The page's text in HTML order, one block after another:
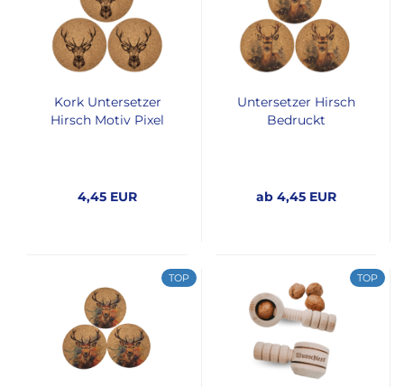
Kork Untersetzer
Hirsch Motiv Pixel
4,45 EUR
Untersetzer Hirsch
Bedruckt
ab 4,45 EUR
TOP TOP